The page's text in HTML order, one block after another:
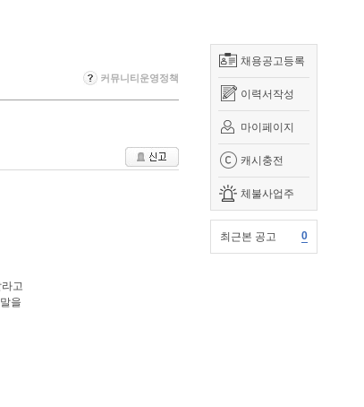
채용공고등록
이력서작성
마이페이지
캐시충전
체불사업주
최근본 공고 0
커뮤니티운영정책
고
을